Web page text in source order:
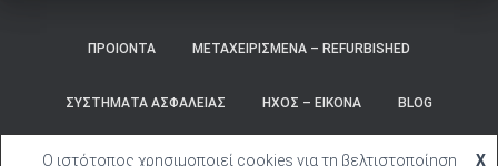
ΠΡΟΙΌΝΤΑ ΜΕΤΑΧΕΙΡΙΣΜΈΝΑ – REFURBISHED
ΣΥΣΤΉΜΑΤΑ ΑΣΦΑΛΕΊΑΣ ΉΧΟΣ – ΕΙΚΌΝΑ BLOG
ΚΑΛΆΘΙ ΣΎΝΔΕΣΗ
Ο ιστότοπος χρησιμοποιεί cookies για τη βελτιστοποίηση X